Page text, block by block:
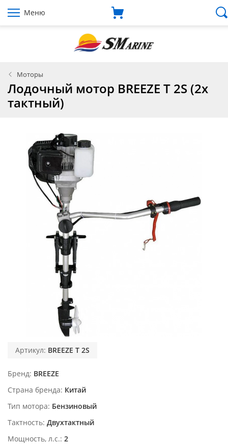
Меню
Моторы
Лодочный мотор BREEZE T 2S (2х
тактный)
Артикул: BREEZE T 2S
Бренд BREEZE
Страна бренда Китай
Тип мотора Бензиновый
Тактность Двухтактный
Мощность, л.с. 2